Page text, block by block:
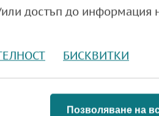
на борда на OpenAI
достъп до информация
БИСКВИТКИ
Позволяване на